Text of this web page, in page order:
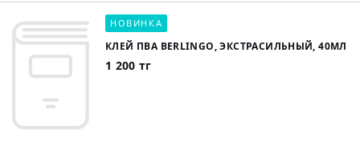
НОВИНКА
КЛЕЙ ПВА BERLINGO, ЭКСТРАСИЛЬНЫЙ, 40МЛ
1 200 тг